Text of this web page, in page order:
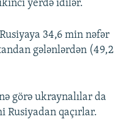
yerdə idilər.
34,6 min nəfər
gələnlərdən (49,2
görə ukraynalılar da
qaçırlar.